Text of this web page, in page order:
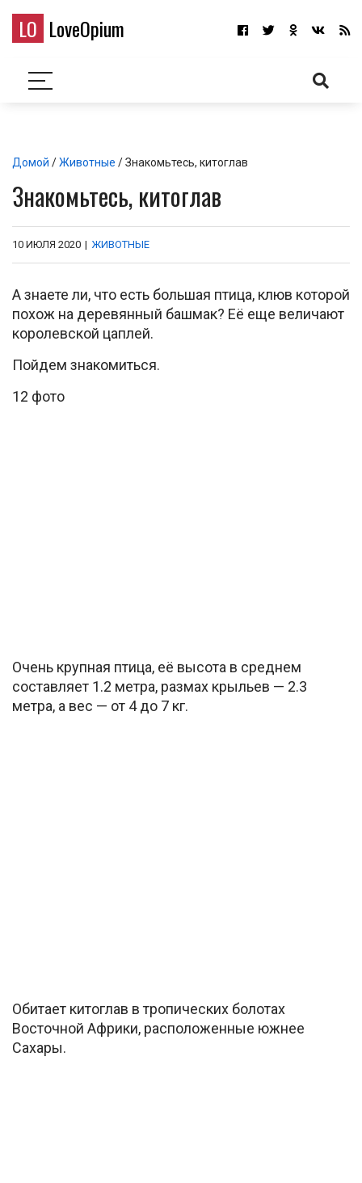
LO LoveOpium
Домой /Животные / Знакомьтесь, китоглав
Знакомьтесь, китоглав
10 ИЮЛЯ 2020 | ЖИВОТНЫЕ
А знаете ли, что есть большая птица, клюв которой
похож на деревянный башмак? Её еще величают
королевской цаплей.
Пойдем знакомиться.
12 фото
Очень крупная птица, её высота в среднем
составляет 1.2 метра, размах крыльев — 2.3
метра, а вес — от 4 до 7 кг.
Обитает китоглав в тропических болотах
Восточной Африки, расположенные южнее
Сахары.